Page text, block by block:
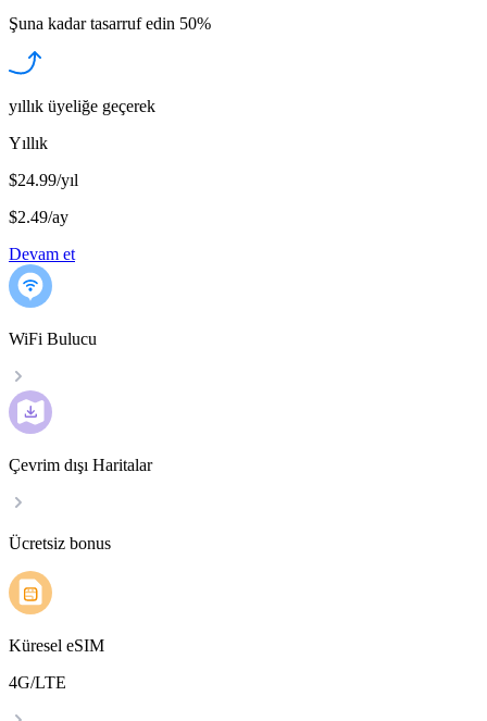
Şuna kadar tasarruf edin 50%
yıllık üyeliğe geçerek
Yıllık
$24.99/yıl
$2.49/ay
Devam et
WiFi Bulucu
Çevrim dışı Haritalar
Ücretsiz bonus
Küresel eSIM
4G/LTE